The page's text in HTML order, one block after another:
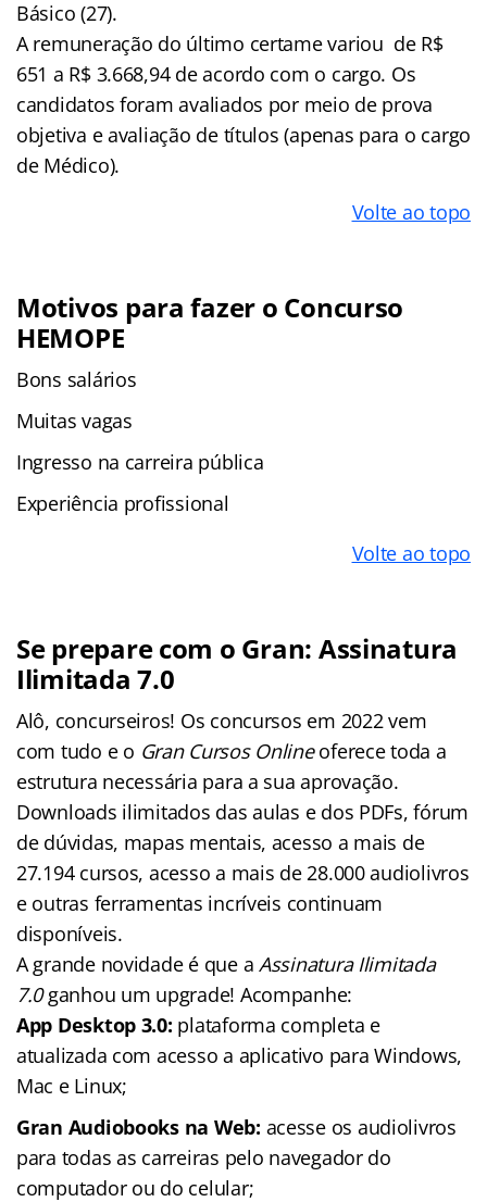
Básico (27).
A remuneração do último certame variou de R$
651 a R$ 3.668,94 de acordo com o cargo. Os
candidatos foram avaliados por meio de prova
objetiva e avaliação de títulos (apenas para o cargo
de Médico).
Volte ao topo
Motivos para fazer o Concurso
HEMOPE
Bons salários
Muitas vagas
Ingresso na carreira pública
Experiência profissional
Volte ao topo
Se prepare com o Gran: Assinatura
Ilimitada 7.0
Alô, concurseiros! Os concursos em 2022 vem
com tudo e o Gran Cursos Onlineoferece toda a
estrutura necessária para a sua aprovação.
Downloads ilimitados das aulas e dos PDFs, fórum
de dúvidas, mapas mentais, acesso a mais de
27.194 cursos, acesso a mais de 28.000 audiolivros
e outras ferramentas incríveis continuam
disponíveis.
A grande novidade é que a Assinatura Ilimitada
7.0ganhou um upgrade! Acompanhe:
App Desktop 3.0: plataforma completa e
atualizada com acesso a aplicativo para Windows,
Mac e Linux;
Gran Audiobooks na Web: acesse os audiolivros
para todas as carreiras pelo navegador do
computador ou do celular;